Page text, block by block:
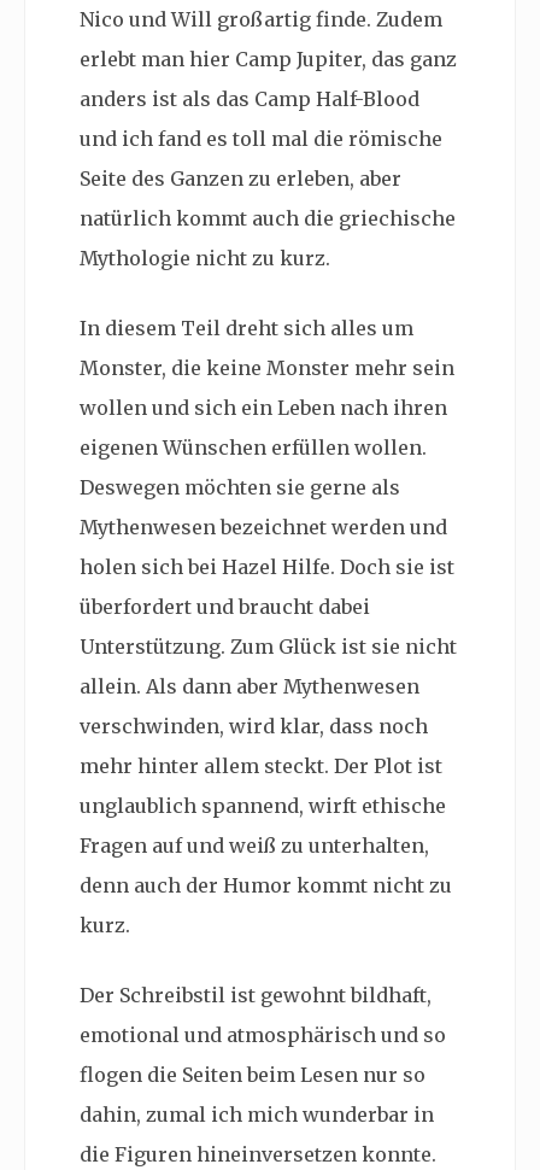
Nico und Will großartig finde. Zudem
erlebt man hier Camp Jupiter, das ganz
anders ist als das Camp Half-Blood
und ich fand es toll mal die römische
Seite des Ganzen zu erleben, aber
natürlich kommt auch die griechische
Mythologie nicht zu kurz.
In diesem Teil dreht sich alles um
Monster, die keine Monster mehr sein
wollen und sich ein Leben nach ihren
eigenen Wünschen erfüllen wollen.
Deswegen möchten sie gerne als
Mythenwesen bezeichnet werden und
holen sich bei Hazel Hilfe. Doch sie ist
überfordert und braucht dabei
Unterstützung. Zum Glück ist sie nicht
allein. Als dann aber Mythenwesen
verschwinden, wird klar, dass noch
mehr hinter allem steckt. Der Plot ist
unglaublich spannend, wirft ethische
Fragen auf und weiß zu unterhalten,
denn auch der Humor kommt nicht zu
kurz.
Der Schreibstil ist gewohnt bildhaft,
emotional und atmosphärisch und so
flogen die Seiten beim Lesen nur so
dahin, zumal ich mich wunderbar in
die Figuren hineinversetzen konnte.